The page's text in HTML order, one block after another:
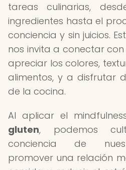
tareas culinarias,
ingredientes hasta el
conciencia y sin juicios.
nos invita a conectar con
apreciar los colores,
alimentos, y a disfrutar
de la cocina.
Al aplicar el
gluten, podemos
conciencia de
promover una relación